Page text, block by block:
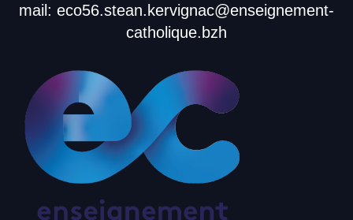
mail: eco56.stean.kervignac@enseignement-
catholique.bzh